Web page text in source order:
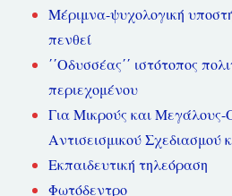
Μέριμνα-ψυχολογική
πενθεί
΄΄Οδυσσέας΄΄ ιστότοπος
περιεχομένου
Για Μικρούς και Μεγάλους-
Αντισεισμικού Σχεδιασμού
Εκπαιδευτική τηλεόραση
Φωτόδεντρο